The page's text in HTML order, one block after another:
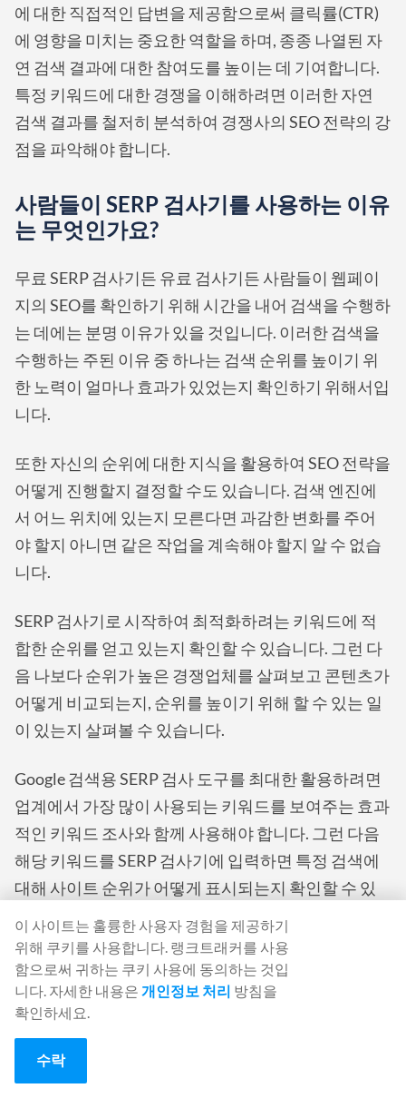
에 대한 직접적인 답변을 제공함으로써 클릭률(CTR)
에 영향을 미치는 중요한 역할을 하며, 종종 나열된 자
연 검색 결과에 대한 참여도를 높이는 데 기여합니다.
특정 키워드에 대한 경쟁을 이해하려면 이러한 자연
검색 결과를 철저히 분석하여 경쟁사의 SEO 전략의 강
점을 파악해야 합니다.
사람들이 SERP 검사기를 사용하는 이유
는 무엇인가요?
무료 SERP 검사기든 유료 검사기든 사람들이 웹페이
지의 SEO를 확인하기 위해 시간을 내어 검색을 수행하
는 데에는 분명 이유가 있을 것입니다. 이러한 검색을
수행하는 주된 이유 중 하나는 검색 순위를 높이기 위
한 노력이 얼마나 효과가 있었는지 확인하기 위해서입
니다.
또한 자신의 순위에 대한 지식을 활용하여 SEO 전략을
어떻게 진행할지 결정할 수도 있습니다. 검색 엔진에
서 어느 위치에 있는지 모른다면 과감한 변화를 주어
야 할지 아니면 같은 작업을 계속해야 할지 알 수 없습
니다.
SERP 검사기로 시작하여 최적화하려는 키워드에 적
합한 순위를 얻고 있는지 확인할 수 있습니다. 그런 다
음 나보다 순위가 높은 경쟁업체를 살펴보고 콘텐츠가
어떻게 비교되는지, 순위를 높이기 위해 할 수 있는 일
이 있는지 살펴볼 수 있습니다.
Google 검색용 SERP 검사 도구를 최대한 활용하려면
업계에서 가장 많이 사용되는 키워드를 보여주는 효과
적인 키워드 조사와 함께 사용해야 합니다. 그런 다음
해당 키워드를 SERP 검사기에 입력하면 특정 검색에
대해 사이트 순위가 어떻게 표시되는지 확인할 수 있
SEO 전략을 수립할 때는 이러한 용어를 분석하고 비즈
니스가 올바른 방향으로 나아갈 수 있는 몇 가지 키워
드에 집중하는 것이 좋습니다. 잘 알려지지 않은 키워
드를 잘 최적화할 수는 있지만 해당 키워드를 검색하
는 사람이 거의 없기 때문에 노력에 비해 인상적인 결
이 사이트는 훌륭한 사용자 경험을 제공하기
위해 쿠키를 사용합니다. 랭크트래커를 사용
함으로써 귀하는 쿠키 사용에 동의하는 것입
니다. 자세한 내용은 개인정보 처리 방침을
확인하세요.
수락